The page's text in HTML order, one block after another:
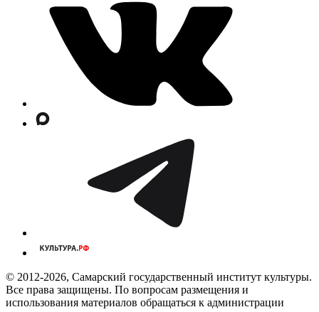
© 2012-2026, Самарский государственный институт культуры.
Все права защищены. По вопросам размещения и
использования материалов обращаться к администрации